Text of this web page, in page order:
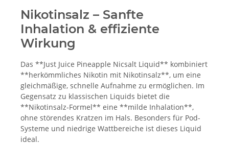
Nikotinsalz – Sanfte
Inhalation & effiziente
Wirkung
Das **Just Juice Pineapple Nicsalt Liquid** kombiniert
**herkömmliches Nikotin mit Nikotinsalz**, um eine
gleichmäßige, schnelle Aufnahme zu ermöglichen. Im
Gegensatz zu klassischen Liquids bietet die
**Nikotinsalz-Formel** eine **milde Inhalation**,
ohne störendes Kratzen im Hals. Besonders für Pod-
Systeme und niedrige Wattbereiche ist dieses Liquid
ideal.